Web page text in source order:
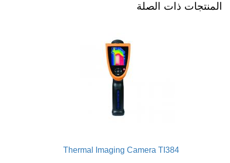
المنتجات ذات الصلة
Thermal Imaging Camera TI384